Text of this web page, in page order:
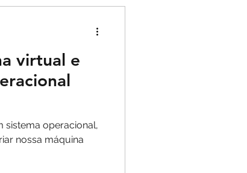
virtual e
sistema operacional,
nossa máquina